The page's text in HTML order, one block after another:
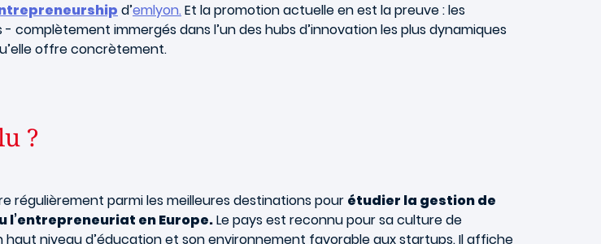
d’emlyon. Et la promotion actuelle en est la preuve : les
complètement immergés dans l’un des hubs d’innovation les plus dynamiques
offre concrètement.
?
régulièrement parmi les meilleures destinations pour étudier la gestion de
l’entrepreneuriat en Europe.Le pays est reconnu pour sa culture de
haut niveau d’éducation et son environnement favorable aux startups. Il affiche